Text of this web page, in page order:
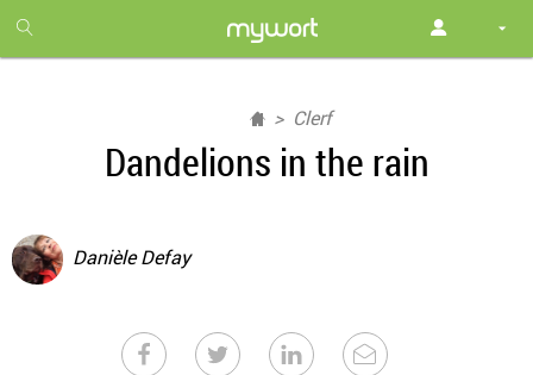
month
free
Clerf
Dandelions in the rain
Danièle Defay